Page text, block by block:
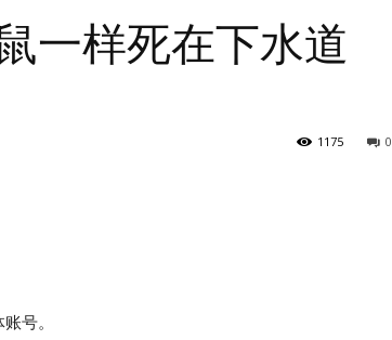
一样死在下水道
0
1175
号。